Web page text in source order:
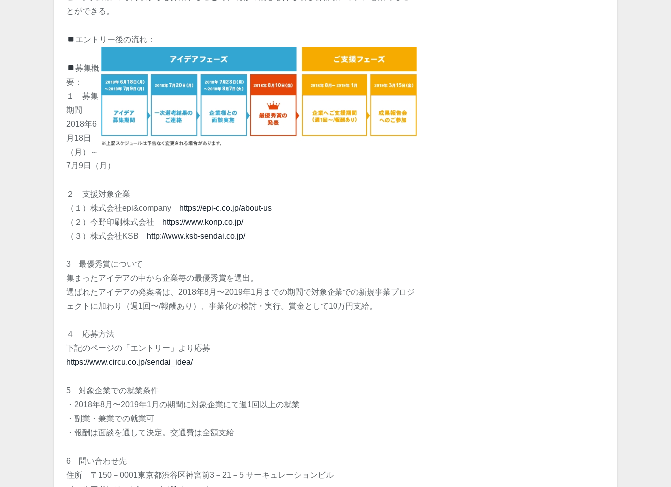
とができる。
エントリー後の流れ：
募集概
要：
１ 募集
期間
2018年6
月18日
（月）～
7月9日（月）
２ 支援対象企業
（１）株式会社epi&company
https://epi-c.co.jp/about-us
（２）今野印刷株式会社
https://www.konp.co.jp/
（３）株式会社KSB
http://www.ksb-sendai.co.jp/
3 最優秀賞について
集まったアイデアの中から企業毎の最優秀賞を選出。
選ばれたアイデアの発案者は、2018年8月〜2019年1月までの期間で対象企業での新規事業プロジ
ェクトに加わり（週1回〜/報酬あり）、事業化の検討・実行。賞金として10万円支給。
４ 応募方法
下記のページの「エントリー」より応募
https://www.circu.co.jp/sendai_idea/
5 対象企業での就業条件
・2018年8月〜2019年1月の期間に対象企業にて週1回以上の就業
・副業・兼業での就業可
・報酬は面談を通して決定。交通費は全額支給
6 問い合わせ先
住所 〒150－0001東京都渋谷区神宮前3－21－5 サーキュレーションビル